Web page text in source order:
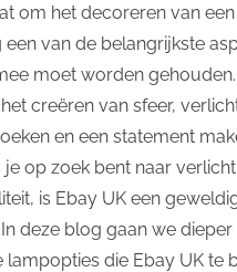
om het decoreren van een
een van de belangrijkste
moet worden
creëren van sfeer,
en een statement
je op zoek bent naar
is Ebay UK een
deze blog gaan we
lampopties die Ebay UK te